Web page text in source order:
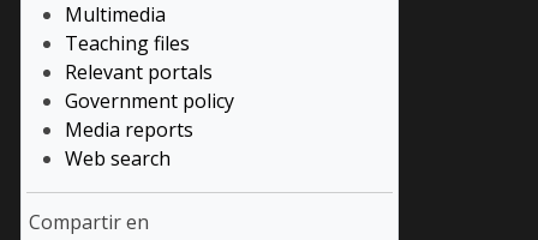
Multimedia
Teaching files
Relevant portals
Government policy
Media reports
Web search
Compartir en